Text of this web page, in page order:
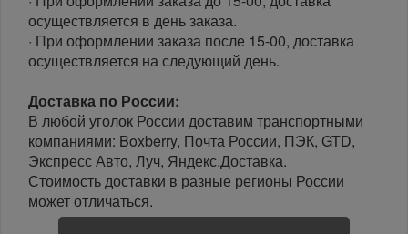
осуществляется в день заказа.
· При оформлении заказа после 15-00, доставка
осуществляется на следующий день.
Доставка по России:
В любой уголок России доставим транспортными
компаниями: Boxberry, Почта России, ПЭК, GTD,
Экспресс Авто, Луч, Яндекс.Доставка.
Стоимость доставки в разные регионы России
может отличаться.